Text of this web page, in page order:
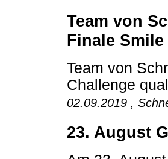
Team von
Finale
Team von
Challenge
02.09.2019 ,
23. August